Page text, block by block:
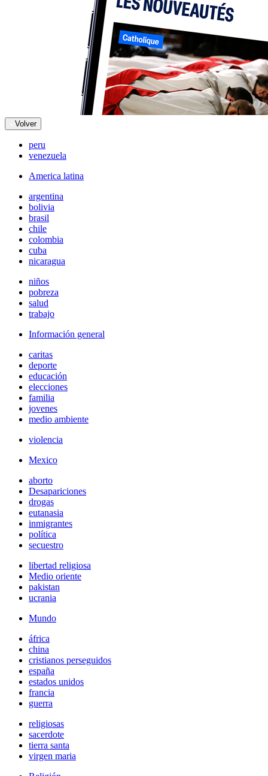
Volver
peru
venezuela
America latina
argentina
bolivia
brasil
chile
colombia
cuba
nicaragua
niños
pobreza
salud
trabajo
Información general
caritas
deporte
educación
elecciones
familia
jovenes
medio ambiente
violencia
Mexico
aborto
Desapariciones
drogas
eutanasia
inmigrantes
política
secuestro
libertad religiosa
Medio oriente
pakistan
ucrania
Mundo
áfrica
china
cristianos perseguidos
españa
estados unidos
francia
guerra
religiosas
sacerdote
tierra santa
virgen maria